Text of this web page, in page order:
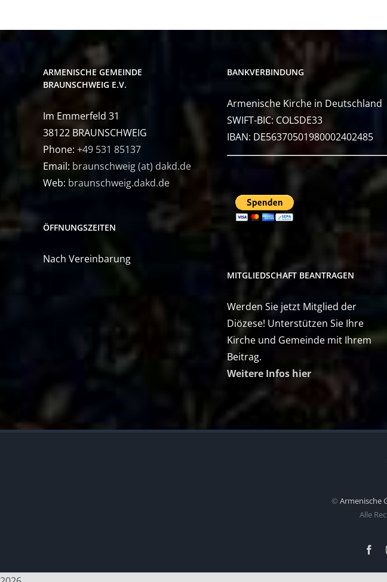
ARMENISCHE GEMEINDE
BRAUNSCHWEIG E.V.
Im Emmerfeld 31
38122 BRAUNSCHWEIG
Phone: +49 531 85137
Email: braunschweig (at) dakd.de
Web: braunschweig.dakd.de
ÖFFNUNGSZEITEN
Nach Vereinbarung
BANKVERBINDUNG
Armenische Kirche in Deutschland
SWIFT-BIC: COLSDE33
IBAN: DE56370501980002402485
MITGLIEDSCHAFT BEANTRAGEN
Werden Sie jetzt Mitglied der
Diözese! Unterstützen Sie Ihre
Kirche und Gemeinde mit Ihrem
Beitrag.
Weitere Infos hier
© Armenische
Alle